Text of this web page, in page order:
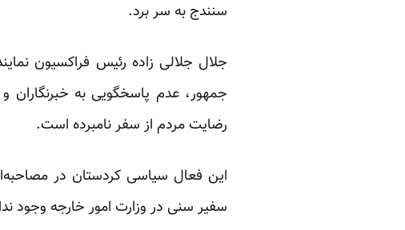
سنندج به سر برد.
جلال جلالی زاده رئیس فراکسیون
جمهور، عدم پاسخگویی به
رضایت مردم از سفر نامبرده است.
این فعال سیاسی کردستان در
سفیر سنی در وزارت امور خارجه وجود